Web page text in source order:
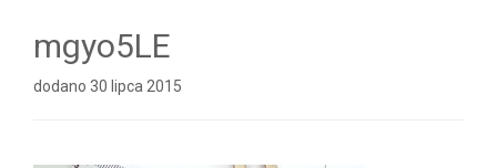
mgyo5LE
dodano 30 lipca 2015